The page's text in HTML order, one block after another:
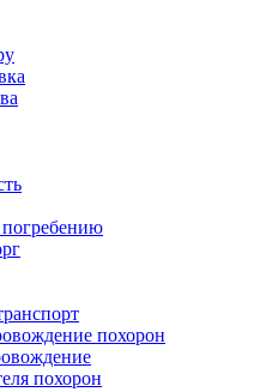
погребению
похорон
похорон